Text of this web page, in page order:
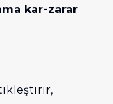
kar-zarar